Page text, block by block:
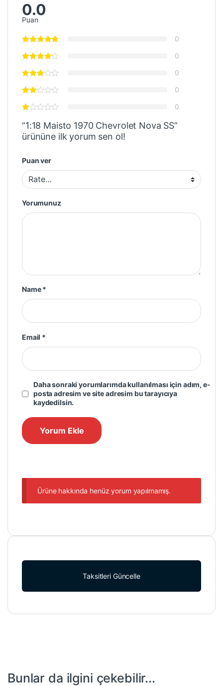
0.0
Puan
0
0
0
0
0
“1:18 Maisto 1970 Chevrolet Nova SS”
ürününe ilk yorum sen ol!
Puan ver
Yorumunuz
Name*
Email *
Daha sonraki yorumlarımda kullanılması için adım, e-
posta adresim ve site adresim bu tarayıcıya
kaydedilsin.
Ürüne hakkında henüz yorum yapılmamış.
Taksitleri Güncelle
Bunlar da ilgini çekebilir...